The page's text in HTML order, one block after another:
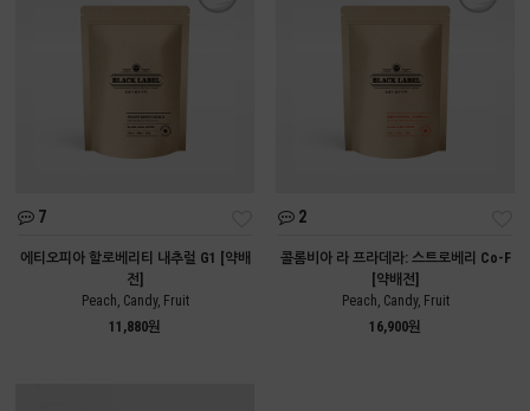
7
에티오피아 할로베리티 내추럴 G1 [약배
전]
Peach, Candy, Fruit
11,880원
2
콜롬비아 라 프라데라: 스트로베리 Co-F
[약배전]
Peach, Candy, Fruit
16,900원